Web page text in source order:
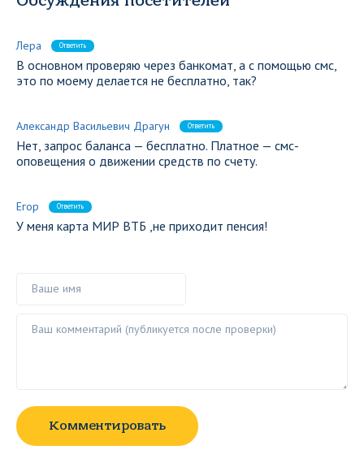
Лера Ответить
В основном проверяю через банкомат, а с помощью смс,
это по моему делается не бесплатно, так?
Александр Васильевич Драгун Ответить
Нет, запрос баланса — бесплатно. Платное — смс-
оповещения о движении средств по счету.
Егор Ответить
У меня карта МИР ВТБ ,не приходит пенсия!
Комментировать